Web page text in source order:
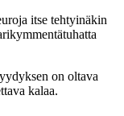
itse tehtyinäkin
on oltava
kalaa.